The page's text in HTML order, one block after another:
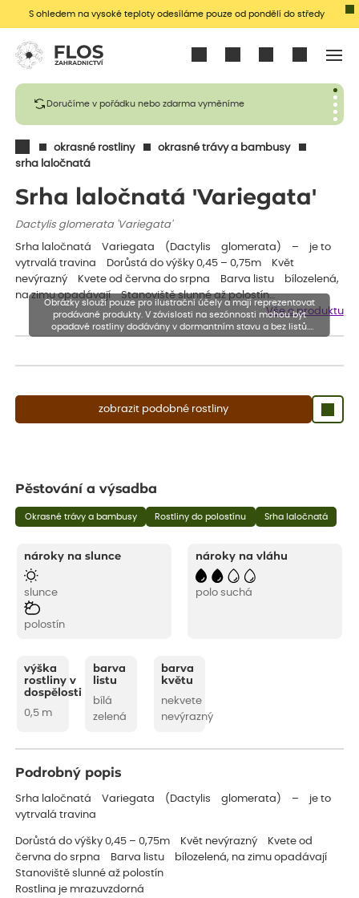
S ohledem na vysoké teploty odesíláme pouze od pondělí do středy
Doručíme v pořádku nebo zdarma vyměníme
okrasné rostliny
okrasné trávy a bambusy
srha laločnatá
Srha laločnatá 'Variegata'
Dactylis glomerata 'Variegata'
Srha laločnatá Variegata (Dactylis glomerata) – je to
vytrvalá travina Dorůstá do výšky 0,45 – 0,75m Květ
nevýrazný Kvete od června do srpna Barva listu bílozelená,
na zimu opadávají Stanoviště slunné až polostín…
Vše o produktu
zobrazit podobné rostliny
Obrázky slouží pouze pro ilustrační účely a mají reprezentovat
prodávané produkty. V závislosti na sezónnosti mohou být
opadavé rostliny dodávány v dormantním stavu a bez listů.
Rostliny mohou být také sestřiženy níže, než je uvedená výška,
Pěstování a výsadba
Okrasné trávy a bambusy Rostliny do polostínu Srha laločnatá
nároky na slunce
slunce
polostín
nároky na vláhu
polo suchá
výška
rostliny v
dospělosti
0,5 m
barva
listu
bílá
zelená
barva
květu
nekvete
nevýrazný
Podrobný popis
Srha laločnatá Variegata (Dactylis glomerata) – je to
vytrvalá travina
Dorůstá do výšky 0,45 – 0,75m Květ nevýrazný Kvete od
června do srpna Barva listu bílozelená, na zimu opadávají
Stanoviště slunné až polostín
Rostlina je mrazuvzdorná